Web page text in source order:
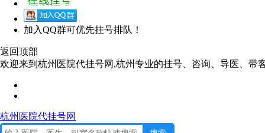
加入QQ群可优先挂号排队！
返回顶部
欢迎来到杭州医院代挂号网,杭州专业的挂号、咨询、导医、带
杭州医院代挂号网